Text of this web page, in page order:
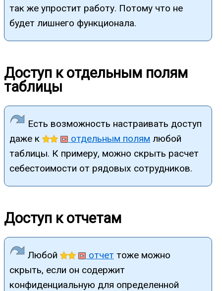
так же упростит работу. Потому что не
будет лишнего функционала.
Доступ к отдельным полям
таблицы
Есть возможность настраивать доступ
даже к
отдельным полям любой
таблицы. К примеру, можно скрыть расчет
себестоимости от рядовых сотрудников.
Доступ к отчетам
Любой отчет тоже можно
скрыть, если он содержит
конфиденциальную для определенной